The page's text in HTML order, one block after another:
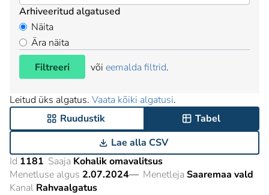
Arhiveeritud algatused
Näita
Ära näita
Filtreeri
või eemalda filtrid.
Leitud üks algatus. Vaata kõiki algatusi.
Ruudustik
Tabel
Lae alla CSV
Id 1181 Saaja Kohalik omavalitsus
Menetluse algus 2.07.2024— Menetleja Saaremaa vald
Kanal Rahvaalgatus